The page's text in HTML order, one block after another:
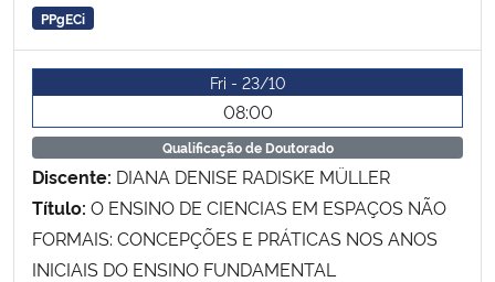
PPgECi
Fri - 23/10
08:00
Qualificação de Doutorado
Discente: DIANA DENISE RADISKE MÜLLER
Título: O ENSINO DE CIENCIAS EM ESPAÇOS NÃO
FORMAIS: CONCEPÇÕES E PRÁTICAS NOS ANOS
INICIAIS DO ENSINO FUNDAMENTAL